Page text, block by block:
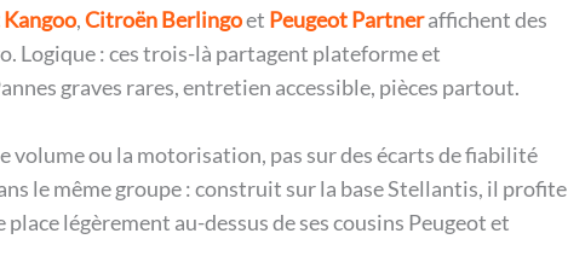
,Citroën Berlingoet Peugeot Partneraffichent des
Logique : ces trois-là partagent plateforme et
graves rares, entretien accessible, pièces partout.
volume ou la motorisation, pas sur des écarts de fiabilité
le même groupe : construit sur la base Stellantis, il profite
légèrement au-dessus de ses cousins Peugeot et